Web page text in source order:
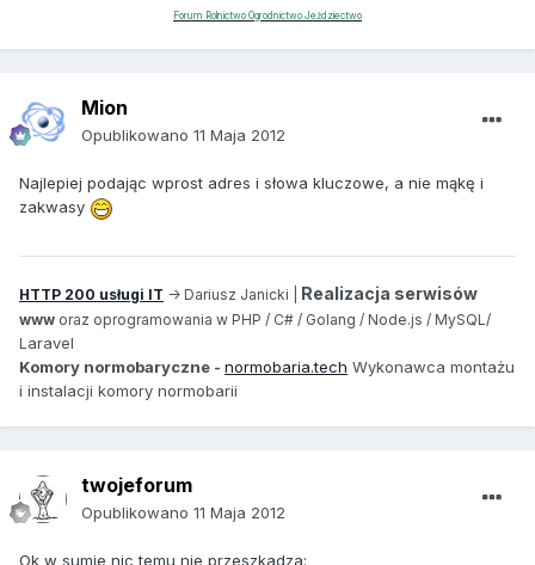
Forum Rolnictwo Ogrodnictwo Jeździectwo
Mion
Opublikowano 11 Maja 2012
Najlepiej podając wprost adres i słowa kluczowe, a nie mąkę i
zakwasy
HTTP 200 usługi IT -> Dariusz Janicki | Realizacja serwisów
www oraz oprogramowania w PHP / C# / Golang / Node.js / MySQL/
Laravel
Komory normobaryczne - normobaria.tech Wykonawca montażu
i instalacji komory normobarii
twojeforum
Opublikowano 11 Maja 2012
Ok w sumie nic temu nie przeszkadza: